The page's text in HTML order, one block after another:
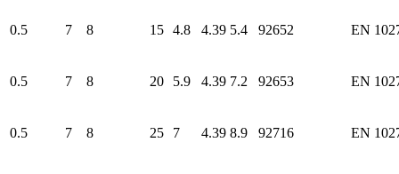
0.5 7 8 15 4.8 4.39 5.4 92652 EN
0.5 7 8 20 5.9 4.39 7.2 92653 EN
0.5 7 8 25 7 4.39 8.9 92716 EN